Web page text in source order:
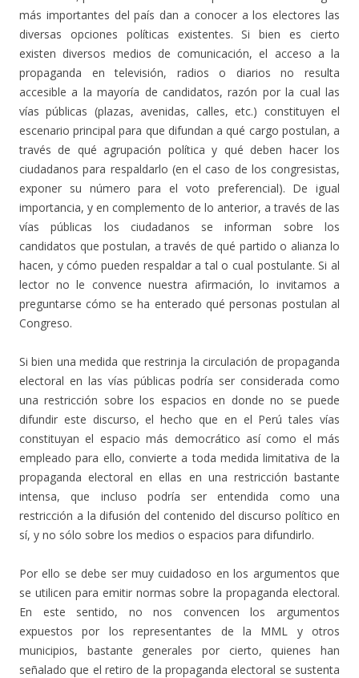
más importantes del país dan a conocer a los electores las
diversas opciones políticas existentes. Si bien es cierto
existen diversos medios de comunicación, el acceso a la
propaganda en televisión, radios o diarios no resulta
accesible a la mayoría de candidatos, razón por la cual las
vías públicas (plazas, avenidas, calles, etc.) constituyen el
escenario principal para que difundan a qué cargo postulan, a
través de qué agrupación política y qué deben hacer los
ciudadanos para respaldarlo (en el caso de los congresistas,
exponer su número para el voto preferencial). De igual
importancia, y en complemento de lo anterior, a través de las
vías públicas los ciudadanos se informan sobre los
candidatos que postulan, a través de qué partido o alianza lo
hacen, y cómo pueden respaldar a tal o cual postulante. Si al
lector no le convence nuestra afirmación, lo invitamos a
preguntarse cómo se ha enterado qué personas postulan al
Congreso.
Si bien una medida que restrinja la circulación de propaganda
electoral en las vías públicas podría ser considerada como
una restricción sobre los espacios en donde no se puede
difundir este discurso, el hecho que en el Perú tales vías
constituyan el espacio más democrático así como el más
empleado para ello, convierte a toda medida limitativa de la
propaganda electoral en ellas en una restricción bastante
intensa, que incluso podría ser entendida como una
restricción a la difusión del contenido del discurso político en
sí, y no sólo sobre los medios o espacios para difundirlo.
Por ello se debe ser muy cuidadoso en los argumentos que
se utilicen para emitir normas sobre la propaganda electoral.
En este sentido, no nos convencen los argumentos
expuestos por los representantes de la MML y otros
municipios, bastante generales por cierto, quienes han
señalado que el retiro de la propaganda electoral se sustenta